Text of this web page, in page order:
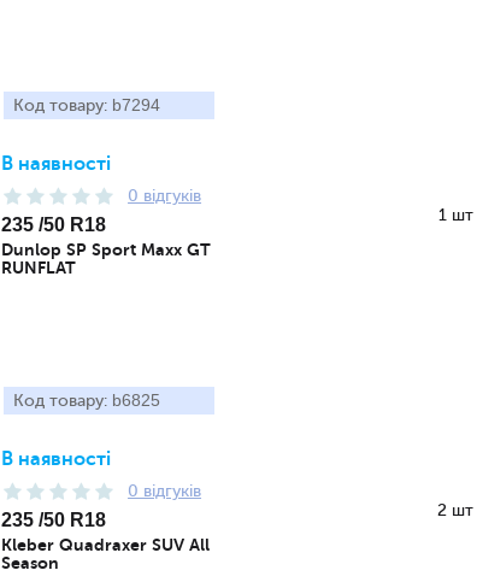
Код товару: b7294
В наявності
0 відгуків
235 /50 R18
Dunlop SP Sport Maxx GT
RUNFLAT
1 шт
Код товару: b6825
В наявності
0 відгуків
235 /50 R18
Kleber Quadraxer SUV All
Season
2 шт